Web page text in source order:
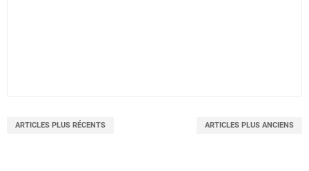
ARTICLES PLUS RÉCENTS ARTICLES PLUS ANCIENS